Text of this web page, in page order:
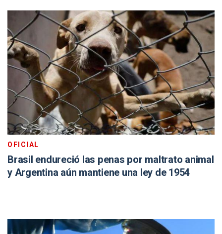
OFICIAL
Brasil endureció las penas por maltrato animal
y Argentina aún mantiene una ley de 1954